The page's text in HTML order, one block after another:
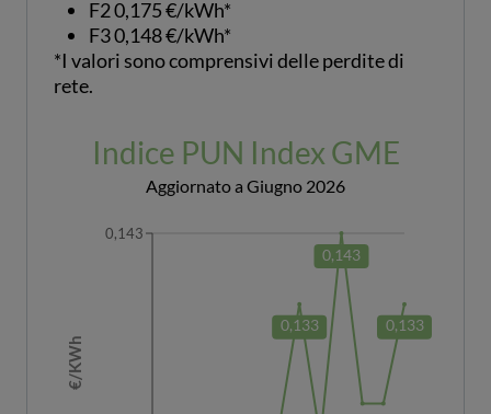
F2 0,175 €/kWh*
F3 0,148 €/kWh*
*I valori sono comprensivi delle perdite di
rete.
Indice PUN Index GME
Aggiornato a Giugno 2026
0,143
€/KWh
0,133
0,143
0,133